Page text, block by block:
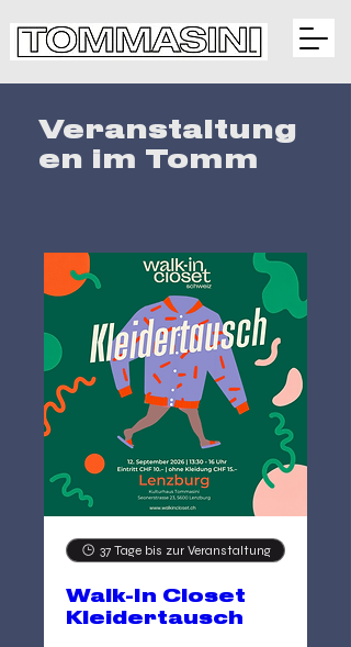
Veranstaltung
en im Tomm
37 Tage bis zur Veranstaltung
Walk-In Closet
Kleidertausch